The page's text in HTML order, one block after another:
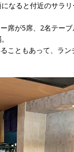
なると付近のサラ
席が5席、2名テー
こともあって、ラ